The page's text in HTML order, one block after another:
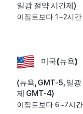
일광 절약 시간제)
이집트보다 1~2시간
미국(뉴욕)
(뉴욕, GMT-5, 일
제 GMT-4)
이집트보다 6~7시